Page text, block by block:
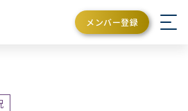
メンバー登録